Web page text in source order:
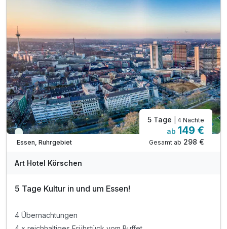
inkl. 1 Flasche Wasser bei Anreise auf dem Zimmer
inkl. WLAN
Viele Termine frei
Essen, Ruhrgebiet
5 Tage | 4 Nächte
ab 149 €
Gesamt ab 298 €
Art Hotel Körschen
5 Tage Kultur in und um Essen!
4 Übernachtungen